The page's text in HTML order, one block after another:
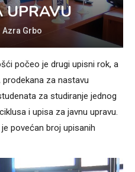
UPRAVU
Azra Grbo
počeo je drugi upisni rok, a
za nastavu
za studiranje jednog
i upisa za javnu upravu.
povećan broj upisanih